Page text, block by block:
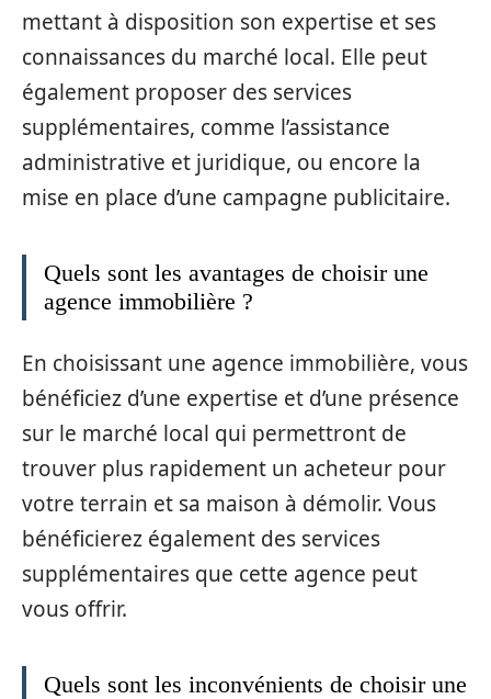
mettant à disposition son expertise et ses
connaissances du marché local. Elle peut
également proposer des services
supplémentaires, comme l’assistance
administrative et juridique, ou encore la
mise en place d’une campagne publicitaire.
Quels sont les avantages de choisir une
agence immobilière ?
En choisissant une agence immobilière, vous
bénéficiez d’une expertise et d’une présence
sur le marché local qui permettront de
trouver plus rapidement un acheteur pour
votre terrain et sa maison à démolir. Vous
bénéficierez également des services
supplémentaires que cette agence peut
vous offrir.
Quels sont les inconvénients de choisir une